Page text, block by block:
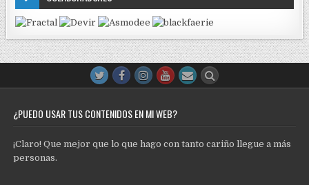
¿PUEDO USAR TUS CONTENIDOS EN MI WEB?
¡Claro! Que mejor que lo que hago con tanto cariño llegue a más
personas.